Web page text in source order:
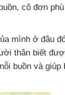
, cô đơn
mình ở đâu
thân biết
buồn và giúp